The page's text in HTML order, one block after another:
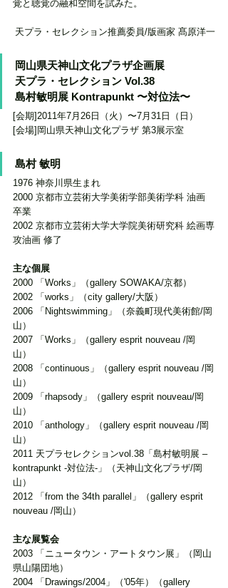
覚と聴覚の融和空間を試みた。
天プラ・セレクション推薦委員/版画家 髙原洋一
岡山県天神山文化プラザ企画展
天プラ・セレクション Vol.38
島村敏明展 Kontrapunkt 〜対位法〜
[会期]2011年7月26日（火）〜7月31日（日）
[会場]岡山県天神山文化プラザ 第3展示室
島村 敏明
1976 神奈川県生まれ
2000 京都市立芸術大学美術学部美術学科 油画
卒業
2002 京都市立芸術大学大学院美術研究科 絵画専
攻油画 修了
主な個展
2000 「Works」（gallery SOWAKA/京都）
2002 「works」（city gallery/大阪）
2006 「Nightswimming」（奈義町現代美術館/岡
山）
2007 「Works」（gallery esprit nouveau /岡
山）
2008 「continuous」（gallery esprit nouveau /岡
山）
2009 「rhapsody」（gallery esprit nouveau/岡
山）
2010 「anthology」（gallery esprit nouveau /岡
山）
2011 天プラセレクションvol.38「島村敏明展 –
kontrapunkt -対位法-」（天神山文化プラザ/岡
山）
2012 「from the 34th parallel」（gallery esprit
nouveau /岡山）
主な展覧会
2003 「ニュータウン・アートタウン展」（岡山
県山陽団地）
2004 「Drawings/2004」（'05年）（gallery